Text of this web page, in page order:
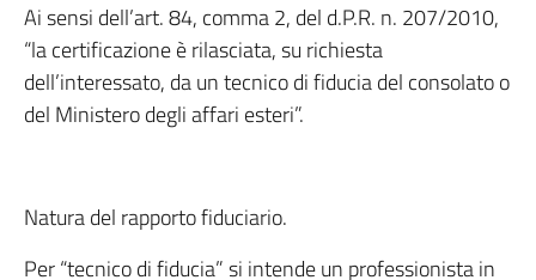
Ai sensi dell’art. 84, comma 2, del d.P.R. n. 207/2010,
“la certificazione è rilasciata, su richiesta
dell’interessato, da un tecnico di fiducia del consolato o
del Ministero degli affari esteri”.
Natura del rapporto fiduciario.
Per “tecnico di fiducia” si intende un professionista in